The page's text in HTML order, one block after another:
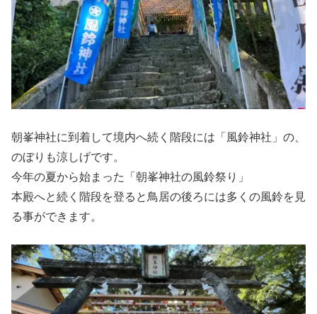
朝峯神社に到着して境内へ続く階段には「風鈴神社」の、
のぼりも涼しげです。
今年の夏から始まった「朝峯神社の風鈴祭り」
本殿へと続く階段を登ると鳥居の後ろには多くの風鈴を見
る事ができます。